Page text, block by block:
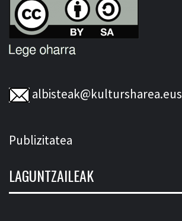
albisteak@kultursharea.eus
Publizitatea
LAGUNTZAILEAK